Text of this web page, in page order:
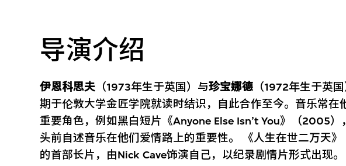
导演介绍
伊恩科思夫 （1973年生于英国）与珍宝娜德 （1972年生于英
期于伦敦大学金匠学院就读时结识，自此合作至今。音乐常在
重要角色，例如黑白短片《Anyone Else Isn’t You》（2005）
头前自述音乐在他们爱情路上的重要性。 《人生在世二万天
的首部长片，由Nick Cave饰演自己，以纪录剧情片形式出现。